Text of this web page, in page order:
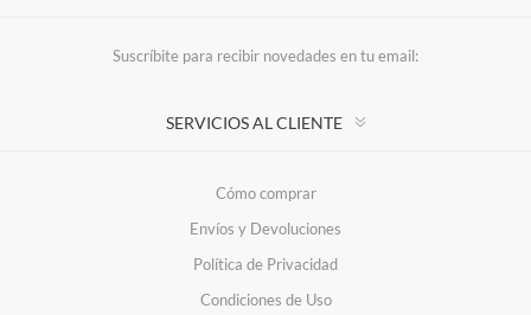
Suscríbite para recibir novedades en tu email:
SERVICIOS AL CLIENTE
Cómo comprar
Envíos y Devoluciones
Política de Privacidad
Condiciones de Uso